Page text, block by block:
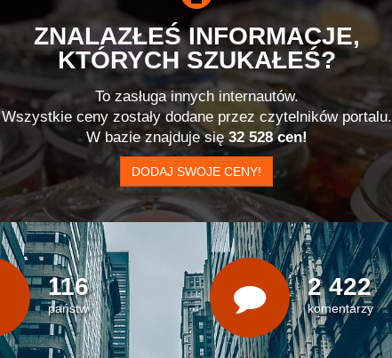
ZNALAZŁEŚ INFORMACJE,
KTÓRYCH SZUKAŁEŚ?
To zasługa innych internautów.
Wszystkie ceny zostały dodane przez czytelników portalu.
W bazie znajduje się32 528 cen!
DODAJ SWOJE CENY!
116
państw
2 422
komentarzy